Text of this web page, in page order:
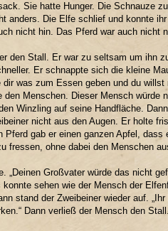
Sie hatte Hunger. Die Schnauze
anders. Die Elfe schlief und konnte
nicht hin. Das Pferd war auch nicht
den Stall. Er war zu seltsam um ihn
Er schnappte sich die kleine
was zum Essen geben und du
Menschen. Dieser Mensch würde
Winzling auf seine Handfläche.
nicht aus den Augen. Er holte
gab er einen ganzen Apfel,
fressen, ohne dabei den Menschen
„Deinen Großvater würde das nicht
konnte sehen wie der Mensch der
stand der Zweibeiner wieder auf.
Dann verließ der Mensch den